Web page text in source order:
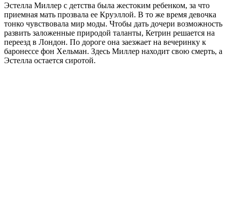
Эстелла Миллер с детства была жестоким ребенком, за что
приемная мать прозвала ее Круэллой. В то же время девочка
тонко чувствовала мир моды. Чтобы дать дочери возможность
развить заложенные природой таланты, Кетрин решается на
переезд в Лондон. По дороге она заезжает на вечеринку к
баронессе фон Хельман. Здесь Миллер находит свою смерть, а
Эстелла остается сиротой.